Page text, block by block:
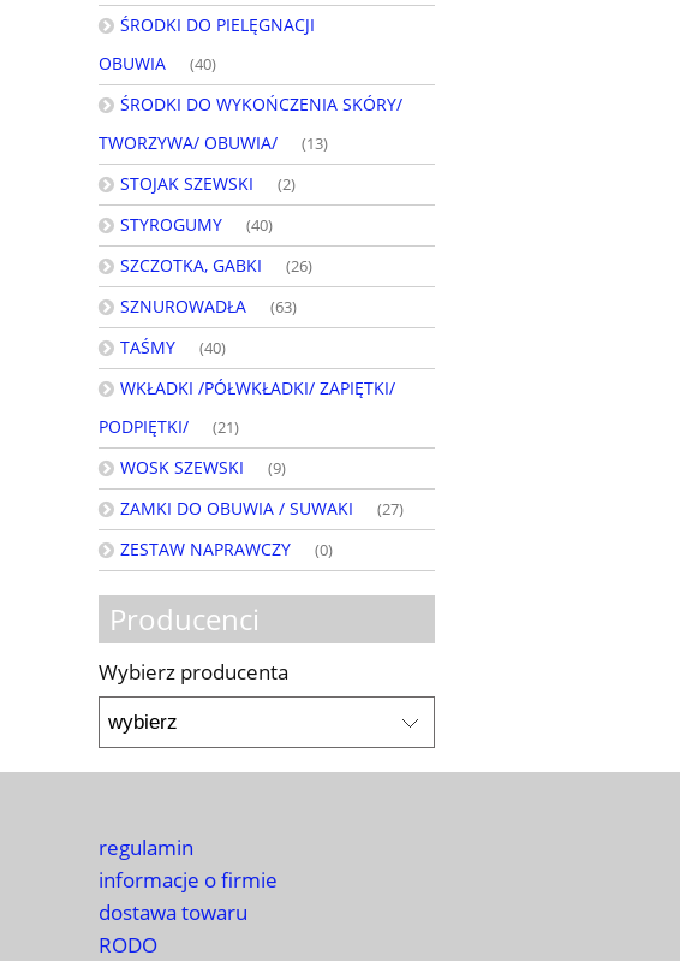
ŚRODKI DO PIELĘGNACJI
OBUWIA
(40)
ŚRODKI DO WYKOŃCZENIA SKÓRY/
TWORZYWA/ OBUWIA/
(13)
STOJAK SZEWSKI (2)
STYROGUMY (40)
SZCZOTKA, GABKI (26)
SZNUROWADŁA (63)
TAŚMY (40)
WKŁADKI /PÓŁWKŁADKI/ ZAPIĘTKI/
PODPIĘTKI/
(21)
WOSK SZEWSKI (9)
ZAMKI DO OBUWIA / SUWAKI (27)
ZESTAW NAPRAWCZY (0)
Producenci
Wybierz producenta
regulamin
informacje o firmie
dostawa towaru
RODO